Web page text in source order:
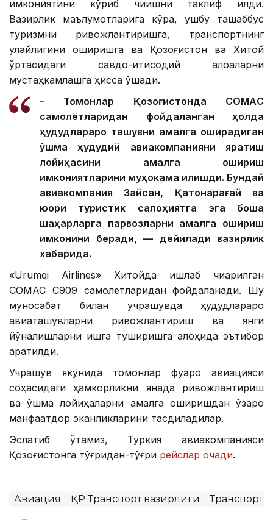
имкониятини кўриб чиқишни таклиф қилди.
Вазирлик маълумотларига кўра, ушбу ташаббус
туризмни ривожлантиришга, транспортнинг
қулайлигини оширишга ва Қозоғистон ва Хитой
ўртасидаги савдо-иқтисодий алоқаларни
мустаҳкамлашга ҳисса қўшади.
– Томонлар Қозоғистонда CОМАC
самолётларидан фойдаланган ҳолда
ҳудудлараро ташувни амалга оширадиган
қўшма ҳудудий авиакомпанияни яратиш
лойиҳасини амалга ошириш
имкониятларини муҳокама қилишди. Бундай
авиакомпания Зайсан, Қатонқарағай ва
юқори туристик салоҳиятга эга бошқа
шаҳарларга парвозларни амалга ошириш
имконини беради, — дейилади вазирлик
хабарида.
«Urumqi Airlines» Хитойда ишлаб чиқарилган
COMAC C909 самолётларидан фойдаланади. Шу
муносабат билан учрашувда ҳудудлараро
авиаташувларни ривожлантириш ва янги
йўналишларни ишга туширишга алоҳида эътибор
қаратилди.
Учрашув якунида томонлар фуқаро авиацияси
соҳасидаги ҳамкорликни янада ривожлантириш
ва қўшма лойиҳаларни амалга оширишдан ўзаро
манфаатдор эканликларини тасдиқладилар.
Эслатиб ўтамиз, Туркия авиакомпанияси
Қозоғистонга тўғридан-тўғри рейслар очади.
Авиация ҚР Транспорт вазирлиги Транспорт